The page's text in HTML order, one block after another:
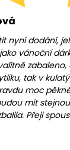
nyní dodání,
vánoční
tak v
moc
mít
Přeji